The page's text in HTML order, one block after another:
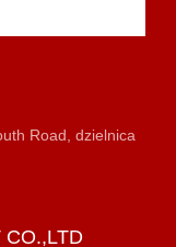
Road, dzielnica
CO.,LTD